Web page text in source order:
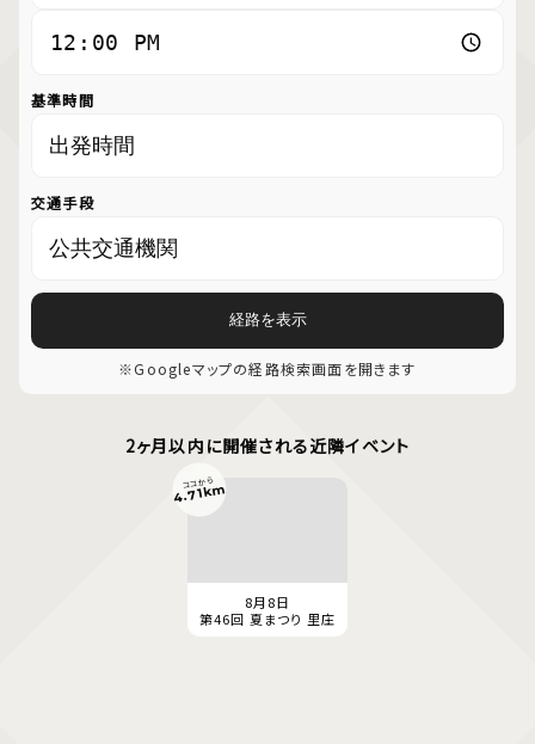
基準時間
交通手段
経路を表示
※Googleマップの経路検索画面を開きます
2ヶ月以内に開催される近隣イベント
8月8日
第46回 夏まつり 里庄
ココから
4.71km